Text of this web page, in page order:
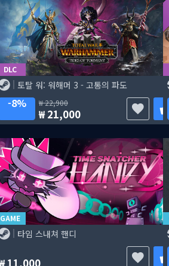
DLC
토탈 워: 워해머 3 - 고통의 파도
8% 22,900
21,000
GAME
타임 스내쳐 핸디
11,000